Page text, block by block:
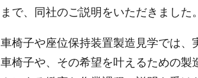
まで、同社のご説明をいただきました。
車椅子や座位保持装置製造見学では、
車椅子や、その希望を叶えるための製